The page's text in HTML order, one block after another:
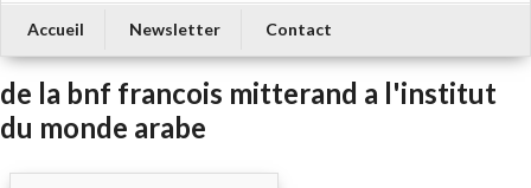
Accueil Newsletter Contact
de la bnf francois mitterand a l'institut
du monde arabe